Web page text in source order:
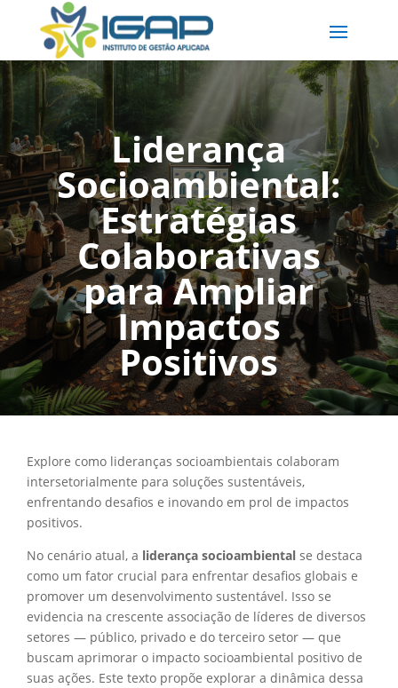
Liderança
Socioambiental:
Estratégias
Colaborativas
para Ampliar
Impactos
Positivos
Explore como lideranças socioambientais colaboram
intersetorialmente para soluções sustentáveis,
enfrentando desafios e inovando em prol de impactos
positivos.
No cenário atual, a liderança socioambiental se destaca
como um fator crucial para enfrentar desafios globais e
promover um desenvolvimento sustentável. Isso se
evidencia na crescente associação de líderes de diversos
setores — público, privado e do terceiro setor — que
buscam aprimorar o impacto socioambiental positivo de
suas ações. Este texto propõe explorar a dinâmica dessa